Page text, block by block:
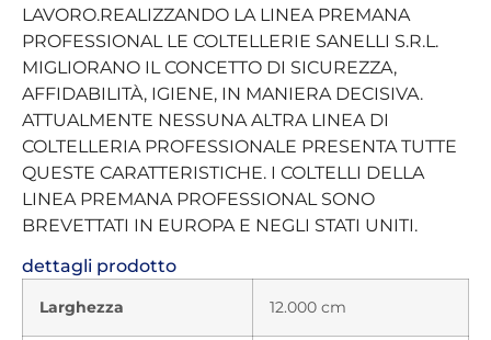
LAVORO.REALIZZANDO LA LINEA PREMANA
PROFESSIONAL LE COLTELLERIE SANELLI S.R.L.
MIGLIORANO IL CONCETTO DI SICUREZZA,
AFFIDABILITÀ, IGIENE, IN MANIERA DECISIVA.
ATTUALMENTE NESSUNA ALTRA LINEA DI
COLTELLERIA PROFESSIONALE PRESENTA TUTTE
QUESTE CARATTERISTICHE. I COLTELLI DELLA
LINEA PREMANA PROFESSIONAL SONO
BREVETTATI IN EUROPA E NEGLI STATI UNITI.
dettagli prodotto
Larghezza 12.000 cm